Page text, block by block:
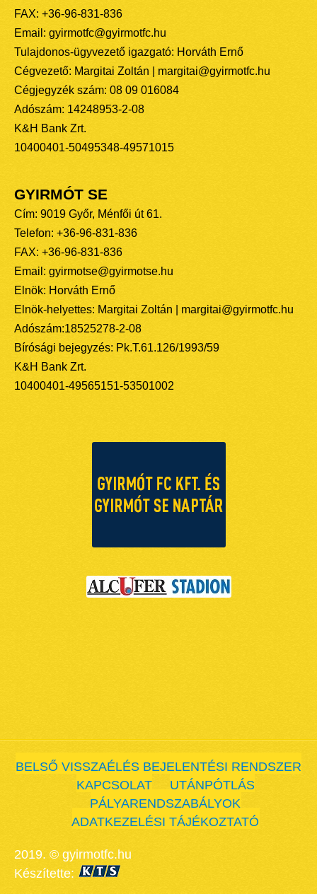
FAX: +36-96-831-836
Email: gyirmotfc@gyirmotfc.hu
Tulajdonos-ügyvezető igazgató: Horváth Ernő
Cégvezető: Margitai Zoltán | margitai@gyirmotfc.hu
Cégjegyzék szám: 08 09 016084
Adószám: 14248953-2-08
K&H Bank Zrt.
10400401-50495348-49571015
GYIRMÓT SE
Cím: 9019 Győr, Ménfői út 61.
Telefon: +36-96-831-836
FAX: +36-96-831-836
Email: gyirmotse@gyirmotse.hu
Elnök: Horváth Ernő
Elnök-helyettes: Margitai Zoltán | margitai@gyirmotfc.hu
Adószám:18525278-2-08
Bírósági bejegyzés: Pk.T.61.126/1993/59
K&H Bank Zrt.
10400401-49565151-53501002
BELSŐ VISSZAÉLÉS BEJELENTÉSI RENDSZER
KAPCSOLAT
UTÁNPÓTLÁS
PÁLYARENDSZABÁLYOK
ADATKEZELÉSI TÁJÉKOZTATÓ
2019. © gyirmotfc.hu
Készítette: